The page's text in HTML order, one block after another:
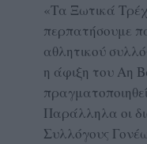
«Τα Ξωτικά
περπατήσουμε
αθλητικού
η άφιξη του Αη
Παράλληλα οι
Συλλόγους